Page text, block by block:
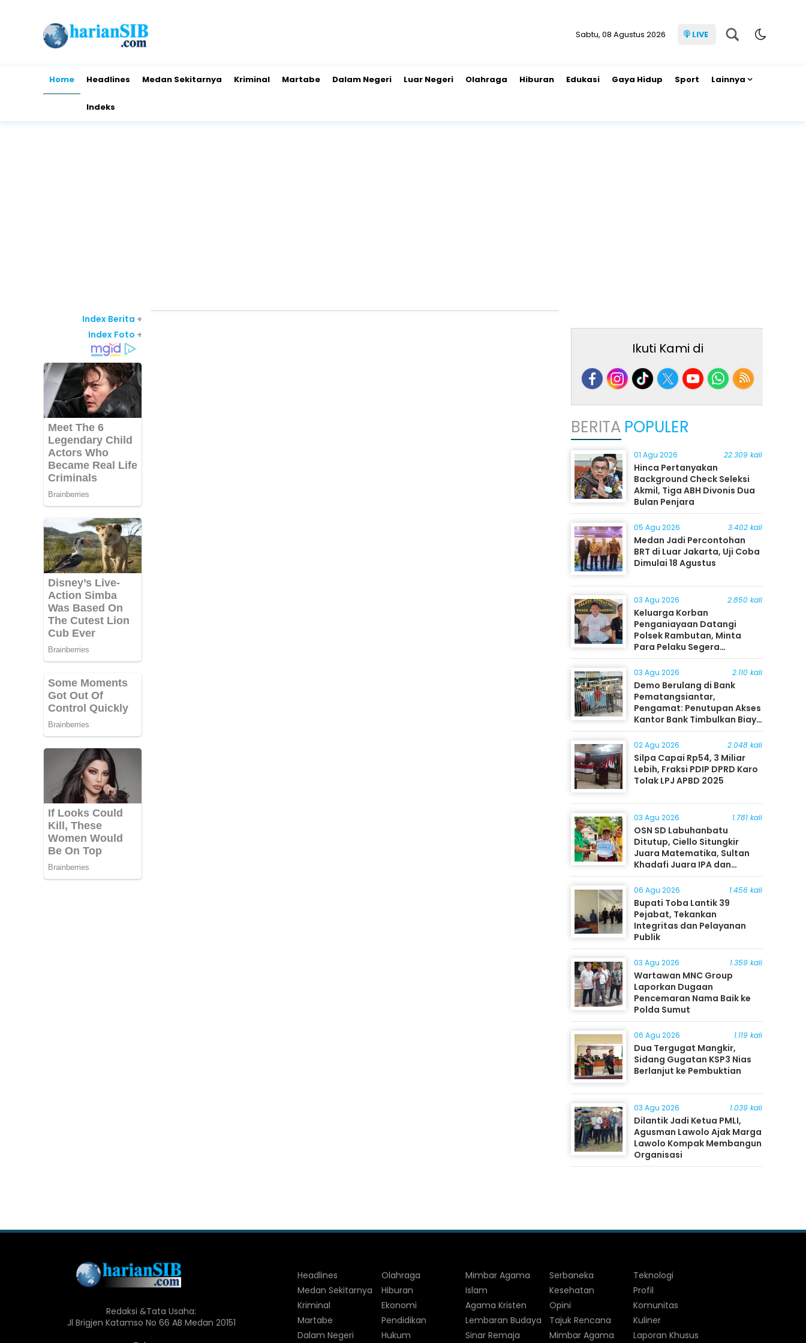
Sabtu, 08 Agustus 2026 LIVE
Home Headlines Medan Sekitarnya Kriminal Martabe Dalam Negeri Luar Negeri Olahraga Hiburan Edukasi Gaya Hidup Sport Lainnya
Indeks
Index Berita +
Index Foto +
Ikuti Kami di
BERITA POPULER
01 Agu 2026 22.309 kali
Hinca Pertanyakan
Background Check Seleksi
Akmil, Tiga ABH Divonis Dua
Bulan Penjara
05 Agu 2026 3.402 kali
Medan Jadi Percontohan
BRT di Luar Jakarta, Uji Coba
Dimulai 18 Agustus
03 Agu 2026 2.850 kali
Keluarga Korban
Penganiayaan Datangi
Polsek Rambutan, Minta
Para Pelaku Segera
Ditangkap
03 Agu 2026 2.110 kali
Demo Berulang di Bank
Pematangsiantar,
Pengamat: Penutupan Akses
Kantor Bank Timbulkan Biaya
Ekonomi bagi Masyarakat
02 Agu 2026 2.048 kali
Silpa Capai Rp54, 3 Miliar
Lebih, Fraksi PDIP DPRD Karo
Tolak LPJ APBD 2025
03 Agu 2026 1.781 kali
OSN SD Labuhanbatu
Ditutup, Ciello Situngkir
Juara Matematika, Sultan
Khadafi Juara IPA dan
Timothy Rangkuti Juara IPS
06 Agu 2026 1.456 kali
Bupati Toba Lantik 39
Pejabat, Tekankan
Integritas dan Pelayanan
Publik
03 Agu 2026 1.359 kali
Wartawan MNC Group
Laporkan Dugaan
Pencemaran Nama Baik ke
Polda Sumut
06 Agu 2026 1.119 kali
Dua Tergugat Mangkir,
Sidang Gugatan KSP3 Nias
Berlanjut ke Pembuktian
03 Agu 2026 1.039 kali
Dilantik Jadi Ketua PMLI,
Agusman Lawolo Ajak Marga
Lawolo Kompak Membangun
Organisasi
Redaksi &Tata Usaha:
Jl Brigjen Katamso No 66 AB Medan 20151
Headlines
Medan Sekitarnya
Kriminal
Martabe
Dalam Negeri
Olahraga
Hiburan
Ekonomi
Pendidikan
Hukum
Mimbar Agama
Islam
Agama Kristen
Lembaran Budaya
Sinar Remaja
Serbaneka
Kesehatan
Opini
Tajuk Rencana
Mimbar Agama
Teknologi
Profil
Komunitas
Kuliner
Laporan Khusus